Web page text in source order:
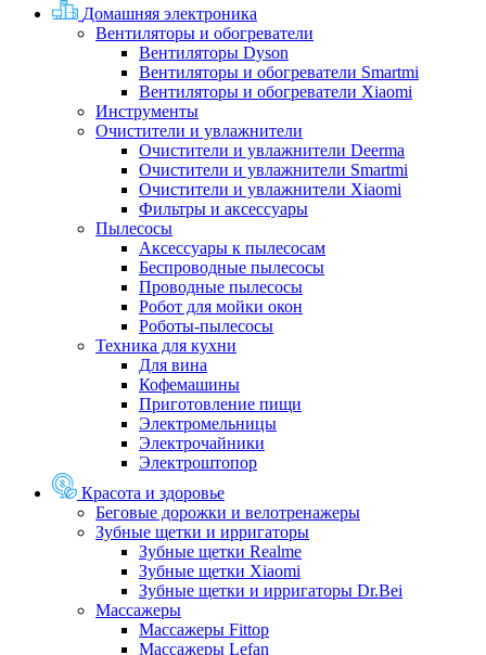
Домашняя электроника
Вентиляторы и обогреватели
Вентиляторы Dyson
Вентиляторы и обогреватели Smartmi
Вентиляторы и обогреватели Xiaomi
Инструменты
Очистители и увлажнители
Очистители и увлажнители Deerma
Очистители и увлажнители Smartmi
Очистители и увлажнители Xiaomi
Фильтры и аксессуары
Пылесосы
Аксессуары к пылесосам
Беспроводные пылесосы
Проводные пылесосы
Робот для мойки окон
Роботы-пылесосы
Техника для кухни
Для вина
Кофемашины
Приготовление пищи
Электромельницы
Электрочайники
Электроштопор
Красота и здоровье
Беговые дорожки и велотренажеры
Зубные щетки и ирригаторы
Зубные щетки Realme
Зубные щетки Xiaomi
Зубные щетки и ирригаторы Dr.Bei
Массажеры
Массажеры Fittop
Массажеры Lefan